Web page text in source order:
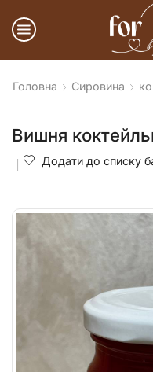
Головна Сировина
Вишня
Додати до списку